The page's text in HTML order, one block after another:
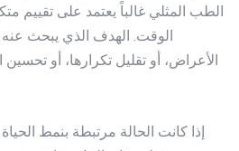
الطب المثلي غالباً يعتمد على تقييم
الوقت. الهدف الذي يبحث
الأعراض، أو تقليل تكرارها، أو تحسين
إذا كانت الحالة مرتبطة بنمط